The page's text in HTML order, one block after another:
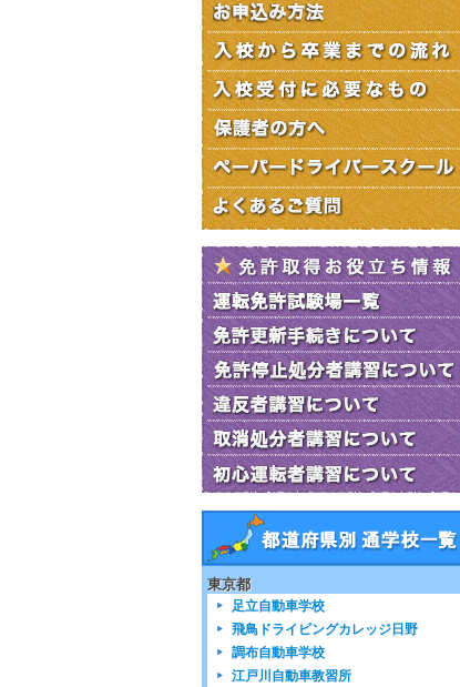
東京都
足立自動車学校
飛鳥ドライビングカレッジ日野
調布自動車学校
江戸川自動車教習所